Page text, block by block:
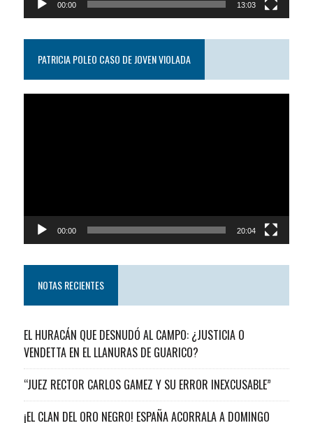
00:00 13:03
PATRICIA POLEO CASO DE JOVEN VIOLADA
00:00 20:04
NOTAS RECIENTES
EL HURACÁN QUE DESNUDÓ AL CAMPO: ¿JUSTICIA O
VENDETTA EN EL LLANURAS DE GUARICO?
“JUEZ RECTOR CARLOS GAMEZ Y SU ERROR INEXCUSABLE”
¡EL CLAN DEL ORO NEGRO! ESPAÑA ACORRALA A DOMINGO